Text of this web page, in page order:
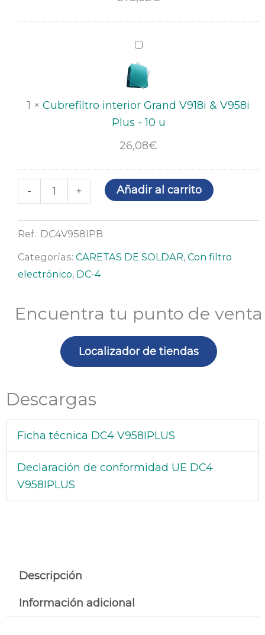
Cubrefiltro
interior
Grand
Plus
10
u
1 × Cubrefiltro interior Grand V918i & V958i
Plus - 10 u
26,08€
- + Añadir al carrito
Ref.: DC4V958IPB
Categorías: CARETAS DE SOLDAR, Con filtro
electrónico, DC-4
Encuentra tu punto de venta
Localizador de tiendas
Descargas
Ficha técnica DC4 V958IPLUS
Declaración de conformidad UE DC4
V958IPLUS
Descripción
Información adicional